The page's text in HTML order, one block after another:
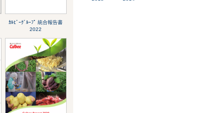
ｶﾙﾋﾞｰｸﾞﾙｰﾌﾟ 統合報告書
2022